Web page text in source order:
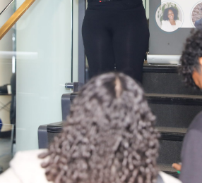
Entreprise et
Organisations à
but non lucratif